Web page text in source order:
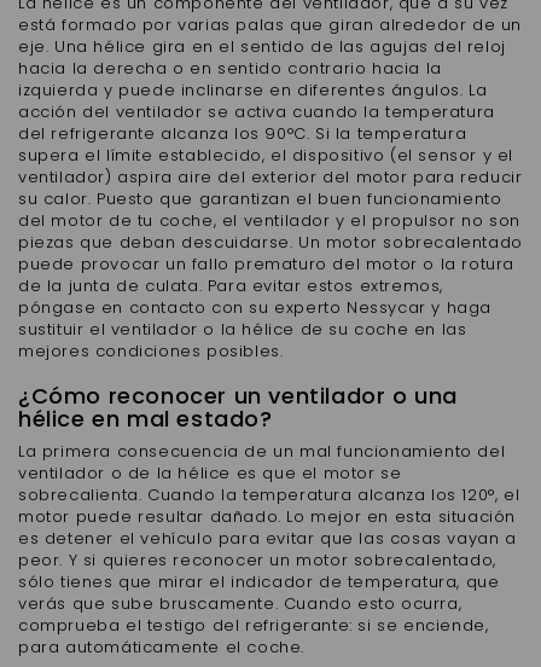
está formado por varias palas que giran alrededor de un
eje. Una hélice gira en el sentido de las agujas del reloj
hacia la derecha o en sentido contrario hacia la
izquierda y puede inclinarse en diferentes ángulos. La
acción del ventilador se activa cuando la temperatura
del refrigerante alcanza los 90°C. Si la temperatura
supera el límite establecido, el dispositivo (el sensor y el
ventilador) aspira aire del exterior del motor para reducir
su calor. Puesto que garantizan el buen funcionamiento
del motor de tu coche, el ventilador y el propulsor no son
piezas que deban descuidarse. Un motor sobrecalentado
puede provocar un fallo prematuro del motor o la rotura
de la junta de culata. Para evitar estos extremos,
póngase en contacto con su experto Nessycar y haga
sustituir el ventilador o la hélice de su coche en las
mejores condiciones posibles.
¿Cómo reconocer un ventilador o una
hélice en mal estado?
La primera consecuencia de un mal funcionamiento del
ventilador o de la hélice es que el motor se
sobrecalienta. Cuando la temperatura alcanza los 120°, el
motor puede resultar dañado. Lo mejor en esta situación
es detener el vehículo para evitar que las cosas vayan a
peor. Y si quieres reconocer un motor sobrecalentado,
sólo tienes que mirar el indicador de temperatura, que
verás que sube bruscamente. Cuando esto ocurra,
comprueba el testigo del refrigerante: si se enciende,
para automáticamente el coche.